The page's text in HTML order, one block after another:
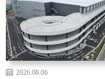
2026.08.06